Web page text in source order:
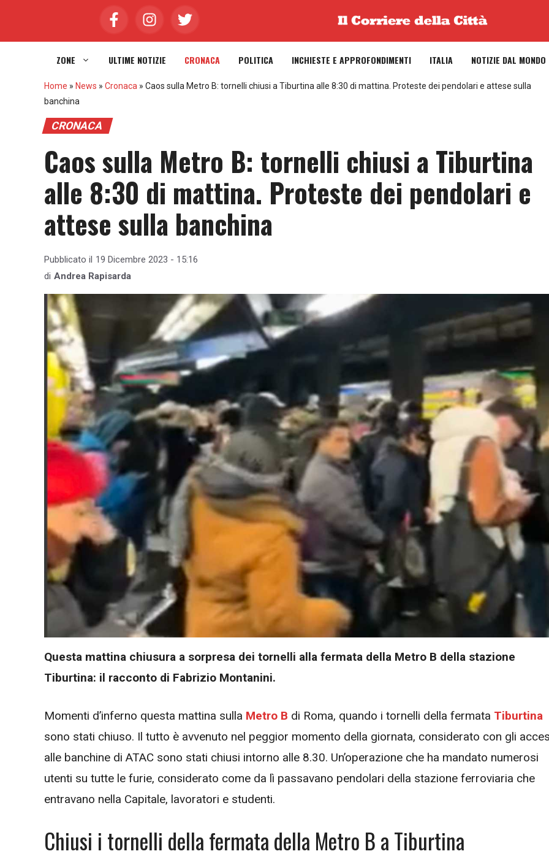
ZONE ULTIME NOTIZIE CRONACA POLITICA INCHIESTE E APPROFONDIMENTI ITALIA NOTIZIE DAL MONDO
Home » News » Cronaca » Caos sulla Metro B: tornelli chiusi a Tiburtina alle 8:30 di mattina. Proteste dei pendolari e attese sulla
banchina
CRONACA
Caos sulla Metro B: tornelli chiusi a Tiburtina
alle 8:30 di mattina. Proteste dei pendolari e
attese sulla banchina
Pubblicato il 19 Dicembre 2023 - 15:16
di Andrea Rapisarda
Questa mattina chiusura a sorpresa dei tornelli alla fermata della Metro B della stazione
Tiburtina: il racconto di Fabrizio Montanini.
Momenti d’inferno questa mattina sulla Metro B di Roma, quando i tornelli della fermata Tiburtina
sono stati chiuso. Il tutto è avvenuto nel peggior momento della giornata, considerato con gli
alle banchine di ATAC sono stati chiusi intorno alle 8.30. Un’operazione che ha mandato numerosi
utenti su tutte le furie, considerato come da lì passavano pendolari della stazione ferroviaria che
entravano nella Capitale, lavoratori e studenti.
Chiusi i tornelli della fermata della Metro B a Tiburtina